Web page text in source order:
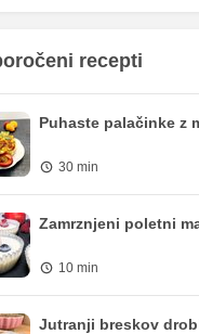
recepti
Puhaste palačinke z
30 min
Zamrznjeni poletni
10 min
Jutranji breskov